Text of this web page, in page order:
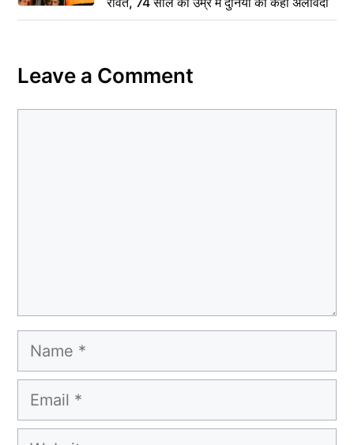
Leave a Comment
Name
Email
Website